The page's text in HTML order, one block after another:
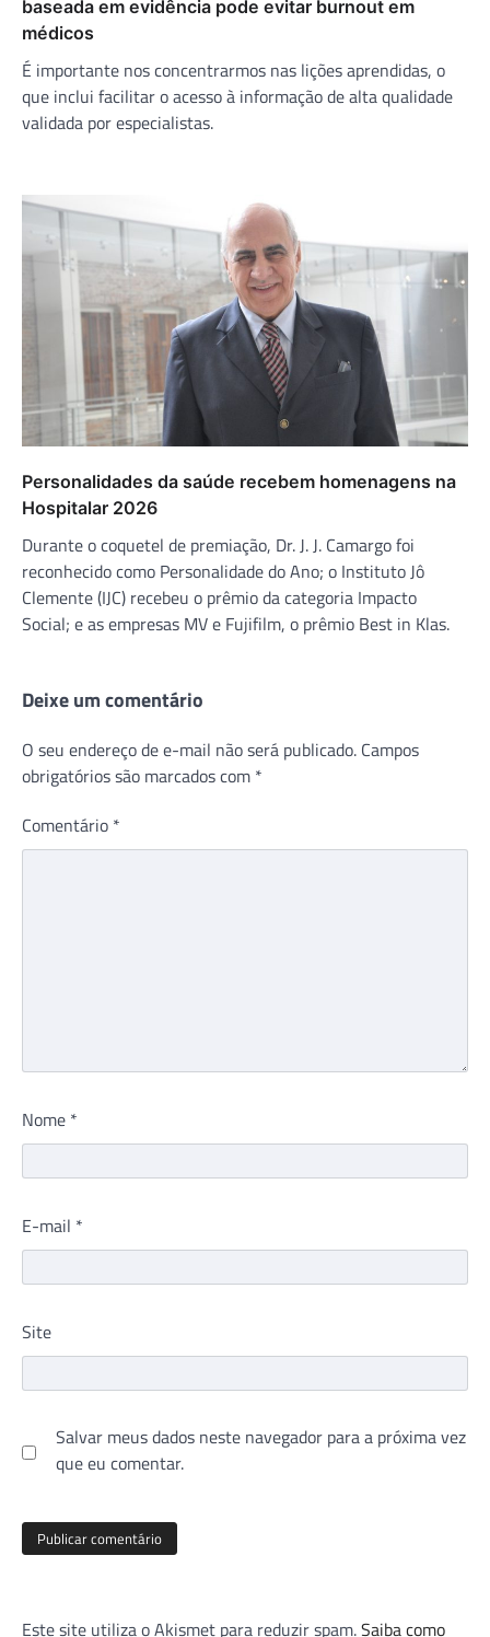
baseada em evidência pode evitar burnout em
médicos
É importante nos concentrarmos nas lições aprendidas, o
que inclui facilitar o acesso à informação de alta qualidade
validada por especialistas.
Personalidades da saúde recebem homenagens na
Hospitalar 2026
Durante o coquetel de premiação, Dr. J. J. Camargo foi
reconhecido como Personalidade do Ano; o Instituto Jô
Clemente (IJC) recebeu o prêmio da categoria Impacto
Social; e as empresas MV e Fujifilm, o prêmio Best in Klas.
Deixe um comentário
O seu endereço de e-mail não será publicado. Campos
obrigatórios são marcados com *
Comentário *
Nome *
E-mail *
Site
Salvar meus dados neste navegador para a próxima vez
que eu comentar.
Este site utiliza o Akismet para reduzir spam.Saiba como